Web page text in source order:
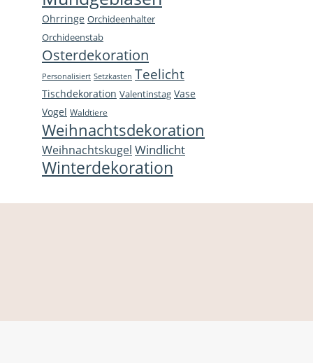
Ohrringe Orchideenhalter
Orchideenstab
Osterdekoration
Personalisiert Setzkasten Teelicht
Tischdekoration Valentinstag Vase
Vogel Waldtiere
Weihnachtsdekoration
Weihnachtskugel Windlicht
Winterdekoration